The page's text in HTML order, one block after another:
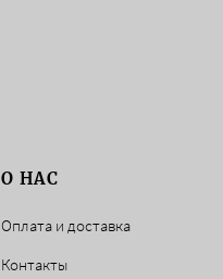
О НАС
Оплата и доставка
Контакты